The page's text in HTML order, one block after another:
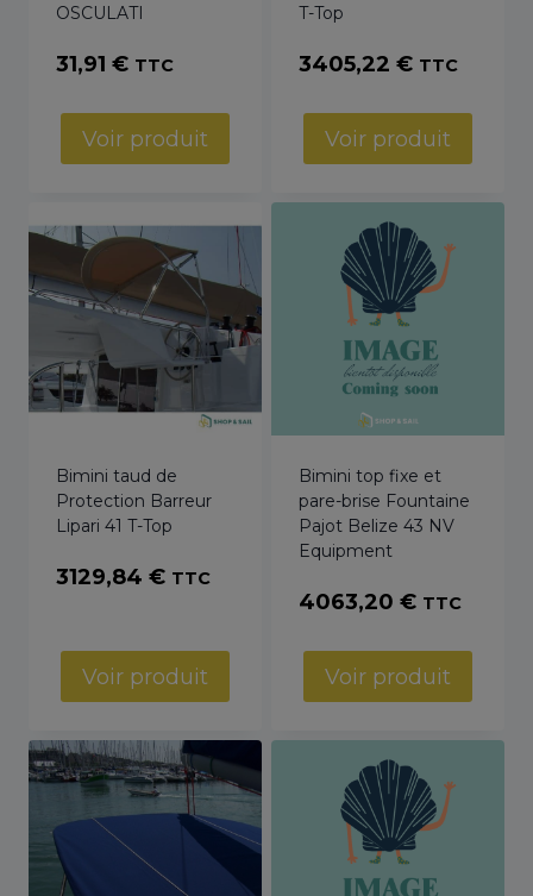
OSCULATI
31,91 € TTC
Voir produit
T-Top
3405,22 € TTC
Voir produit
Bimini taud de
Protection Barreur
Lipari 41 T-Top
3129,84 € TTC
Voir produit
Bimini top fixe et
pare-brise Fountaine
Pajot Belize 43 NV
Equipment
4063,20 € TTC
Voir produit